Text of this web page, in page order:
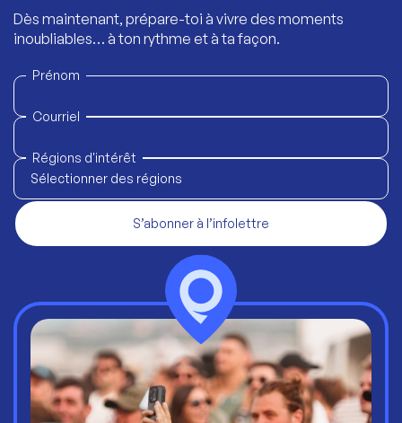
Dès maintenant, prépare-toi à vivre des moments
inoubliables… à ton rythme et à ta façon.
Prénom
Courriel
Régions d'intérêt
Sélectionner des régions
S’abonner à l’infolettre